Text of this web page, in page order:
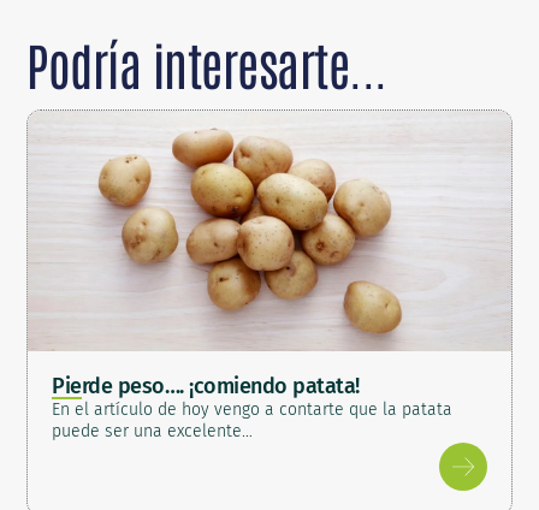
Podría interesarte...
Pierde peso…. ¡comiendo patata!
En el artículo de hoy vengo a contarte que la patata
puede ser una excelente…